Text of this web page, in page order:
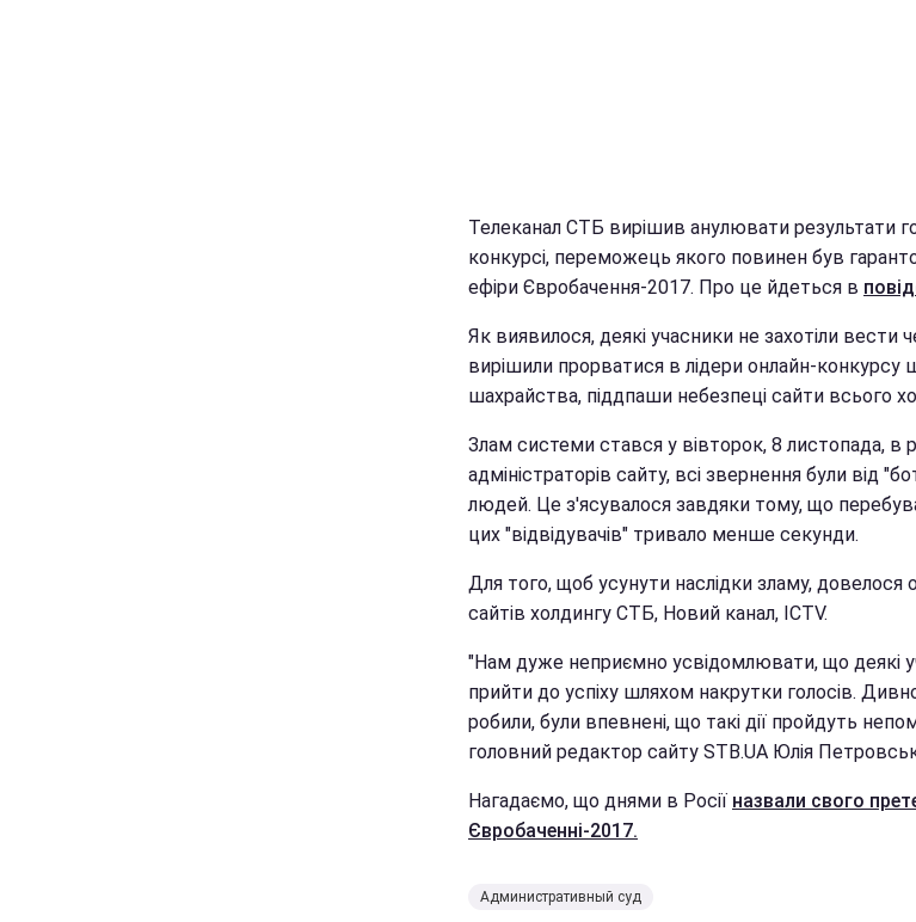
Телеканал СТБ вирішив анулювати результати
конкурсі, переможець якого повинен був
ефіри Євробачення-2017. Про це йдеться в
Як виявилося, деякі учасники не захотіли вести
вирішили прорватися в лідери онлайн-конкурсу
шахрайства, піддпаши небезпеці сайти всього
Злам системи стався у вівторок, 8 листопада, в
адміністраторів сайту, всі звернення були від
людей. Це з'ясувалося завдяки тому, що
цих "відвідувачів" тривало менше секунди.
Для того, щоб усунути наслідки зламу,
сайтів холдингу СТБ, Новий канал, ICTV.
"Нам дуже неприємно усвідомлювати, що деякі
прийти до успіху шляхом накрутки голосів.
робили, були впевнені, що такі дії пройдуть
головний редактор сайту STB.UA Юлія
Нагадаємо, що днями в Росії назвали свого
Євробаченні-2017.
Административный суд